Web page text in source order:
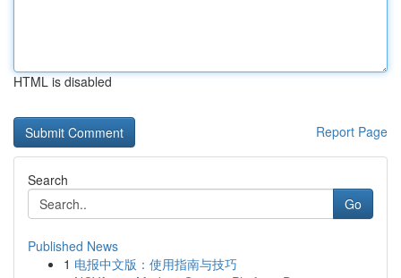
HTML is disabled
Report Page
Search
Go
Published News
1 电报中文版：使用指南与技巧